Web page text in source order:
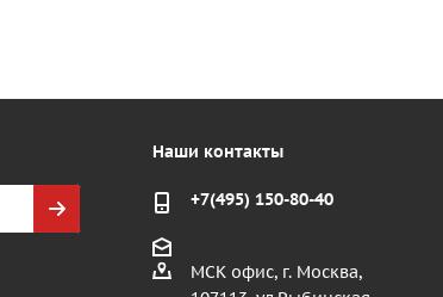
Наши контакты
+7(495) 150-80-40
МСК офис, г. Москва,